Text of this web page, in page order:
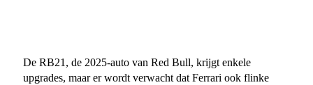
De RB21, de 2025-auto van Red Bull, krijgt enkele
upgrades, maar er wordt verwacht dat Ferrari ook flinke